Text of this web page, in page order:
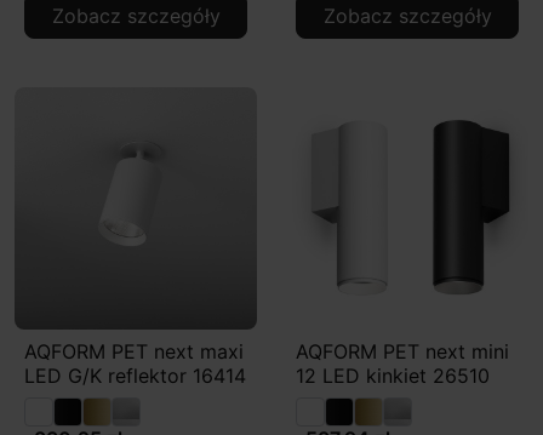
Zobacz szczegóły Zobacz szczegóły
AQFORM PET next maxi
LED G/K reflektor 16414
AQFORM PET next mini
12 LED kinkiet 26510